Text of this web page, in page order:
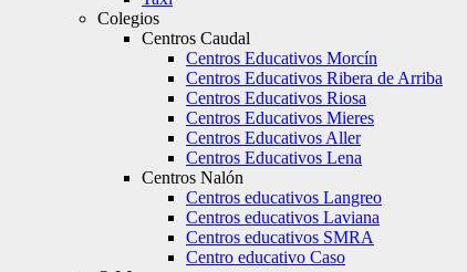
Colegios
Centros Caudal
Centros Educativos Morcín
Centros Educativos Ribera de Arriba
Centros Educativos Riosa
Centros Educativos Mieres
Centros Educativos Aller
Centros Educativos Lena
Centros Nalón
Centros educativos Langreo
Centros educativos Laviana
Centros educativos SMRA
Centro educativo Caso